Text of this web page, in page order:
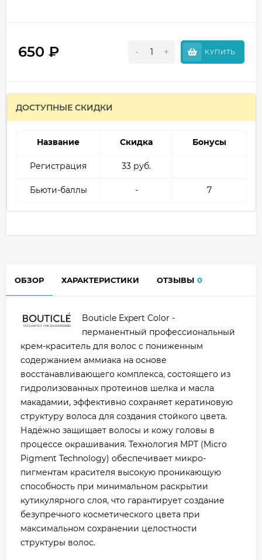
650 ₽ - + КУПИТЬ
ДОСТУПНЫЕ СКИДКИ
Название Скидка Бонусы
Регистрация 33 руб.
Бьюти-баллы - 7
ОБЗОР ХАРАКТЕРИСТИКИ ОТЗЫВЫ 0
Bouticle Expert Color -
перманентный профессиональный
крем-краситель для волос с пониженным
содержанием аммиака на основе
восстанавливающего комплекса, состоящего из
гидролизованных протеинов шелка и масла
макадамии, эффективно сохраняет кератиновую
структуру волоса для создания стойкого цвета.
Надёжно защищает волосы и кожу головы в
процессе окрашивания. Технология MPT (Micro
Pigment Technology) обеспечивает микро-
пигментам красителя высокую проникающую
способность при минимальном раскрытии
кутикулярного слоя, что гарантирует создание
безупречного косметического цвета при
максимальном сохранении целостности
структуры волос.